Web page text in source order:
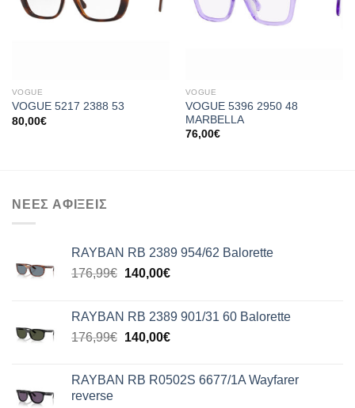
VOGUE
VOGUE 5217 2388 53
80,00€
VOGUE
VOGUE 5396 2950 48
MARBELLA
76,00€
ΝΕΕΣ ΑΦΙΞΕΙΣ
RAYBAN RB 2389 954/62 Balorette
176,99€ Original
176,99€.
140,00€Η
είναι:
140,00€.
RAYBAN RB 2389 901/31 60 Balorette
176,99€ Original
176,99€.
140,00€Η
είναι:
RAYBAN RB R0502S 6677/1A Wayfarer
reverse